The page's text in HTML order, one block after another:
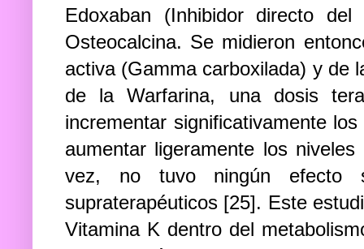
Edoxaban (Inhibidor directo
Osteocalcina. Se midieron
activa (Gamma carboxilada) y de
de la Warfarina, una dosis
incrementar significativamente
aumentar ligeramente los
vez, no tuvo ningún efecto
supraterapéuticos [25]. Este
Vitamina K dentro del